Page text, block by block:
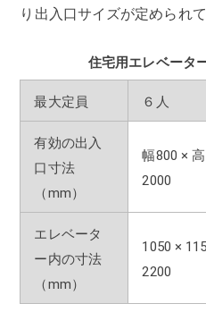
り出入口サイズが定められて
住宅用エレベータ
最大定員 ６人
有効の出入
口寸法
（mm）
幅800 × 高
2000
エレベータ
ー内の寸法
（mm）
1050 ×
2200